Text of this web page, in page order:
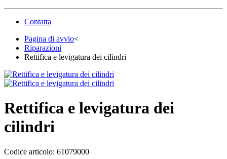
Contatta
Pagina di avvio<
Riparazioni
Rettifica e levigatura dei cilindri
Rettifica e levigatura dei
cilindri
Codice articolo: 61079000